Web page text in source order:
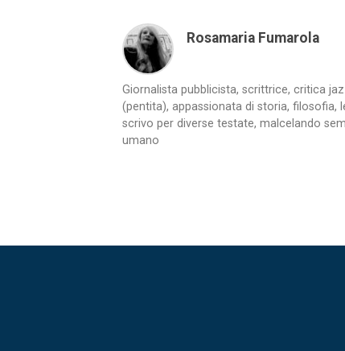
Rosamaria Fumarola
Giornalista pubblicista, scrittrice, critica
(pentita), appassionata di storia, filosofia,
scrivo per diverse testate, malcelando
umano